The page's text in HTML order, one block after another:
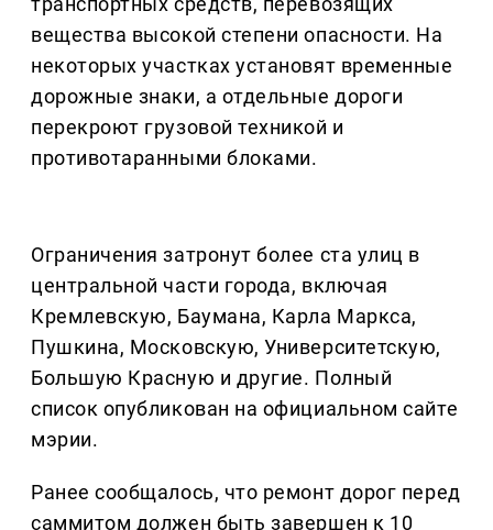
вещества высокой степени опасности. На
некоторых участках установят временные
дорожные знаки, а отдельные дороги
перекроют грузовой техникой и
противотаранными блоками.
Ограничения затронут более ста улиц в
центральной части города, включая
Кремлевскую, Баумана, Карла Маркса,
Пушкина, Московскую, Университетскую,
Большую Красную и другие. Полный
список опубликован на официальном сайте
мэрии.
Ранее сообщалось, что ремонт дорог перед
саммитом должен быть завершен к 10